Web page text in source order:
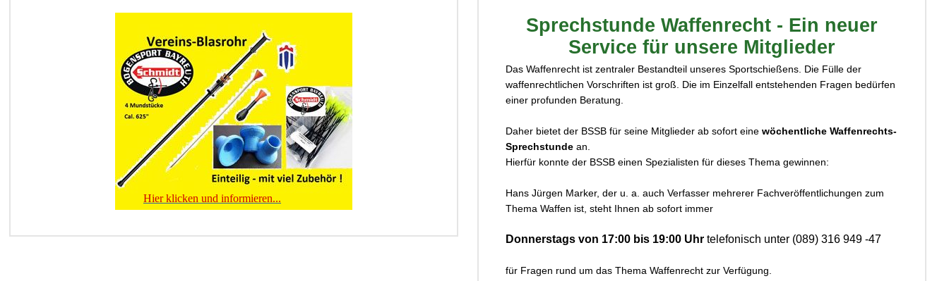
klick...
Hier klicken und informieren...
Sprechstunde Waffenrecht - Ein neuer
Service für unsere Mitglieder
Das Waffenrecht ist zentraler Bestandteil unseres Sportschießens. Die Fülle der
waffenrechtlichen Vorschriften ist groß. Die im Einzelfall entstehenden Fragen bedürfen
einer profunden Beratung.
Daher bietet der BSSB für seine Mitglieder ab sofort eine wöchentliche Waffenrechts-
Sprechstundean.
Hierfür konnte der BSSB einen Spezialisten für dieses Thema gewinnen:
Hans Jürgen Marker, der u. a. auch Verfasser mehrerer Fachveröffentlichungen zum
Thema Waffen ist, steht Ihnen ab sofort immer
Donnerstags von 17:00 bis 19:00 Uhrtelefonisch unter (089) 316 949 -47
für Fragen rund um das Thema Waffenrecht zur Verfügung.